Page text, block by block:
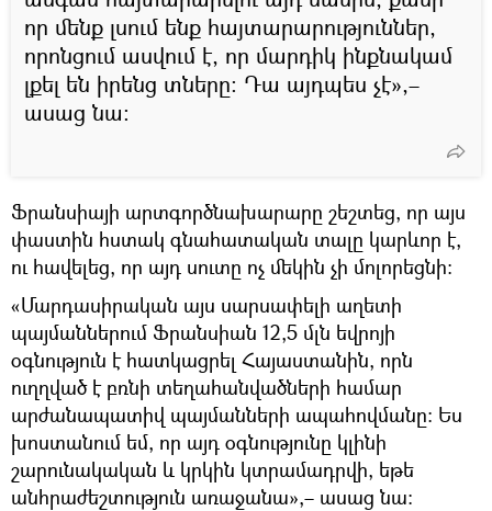
որ մենք լսում ենք հայտարարություններ,
որոնցում ասվում է, որ մարդիկ ինքնակամ
լքել են իրենց տները։ Դա այդպես չէ»,–
ասաց նա։
Ֆրանսիայի արտգործնախարարը շեշտեց, որ այս
փաստին հստակ գնահատական տալը կարևոր է,
ու հավելեց, որ այդ սուտը ոչ մեկին չի մոլորեցնի։
«Մարդասիրական այս սարսափելի աղետի
պայմաններում Ֆրանսիան 12,5 մլն եվրոյի
օգնություն է հատկացրել Հայաստանին, որն
ուղղված է բռնի տեղահանվածների համար
արժանապատիվ պայմանների ապահովմանը։ Ես
խոստանում եմ, որ այդ օգնությունը կլինի
շարունակական և կրկին կտրամադրվի, եթե
անհրաժեշտություն առաջանա»,– ասաց նա: